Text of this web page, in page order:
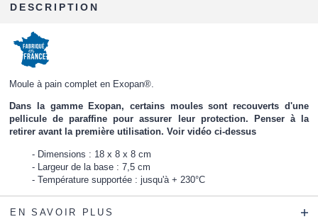
DESCRIPTION
Moule à pain complet en Exopan®.
Dans la gamme Exopan, certains moules sont recouverts d'une
pellicule de paraffine pour assurer leur protection. Penser à la
retirer avant la première utilisation. Voir vidéo ci-dessus
Dimensions : 18 x 8 x 8 cm
Largeur de la base : 7,5 cm
Température supportée : jusqu'à + 230°C
EN SAVOIR PLUS